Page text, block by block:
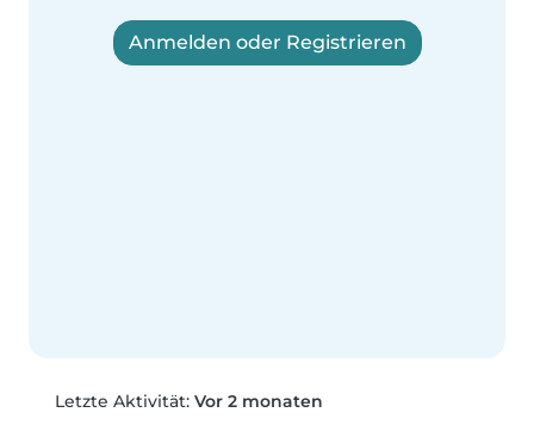
Anmelden oder Registrieren
Letzte Aktivität: Vor 2 monaten